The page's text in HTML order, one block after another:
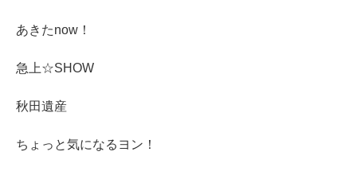
あきたnow！
急上☆SHOW
秋田遺産
ちょっと気になるヨン！